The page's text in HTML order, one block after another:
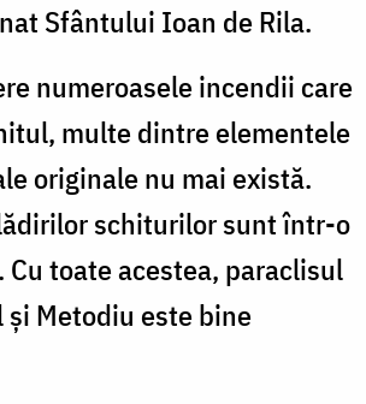
Sfântului Ioan de Rila.
numeroasele incendii care
multe dintre elementele
originale nu mai există.
schiturilor sunt într-o
Cu toate acestea, paraclisul
Metodiu este bine